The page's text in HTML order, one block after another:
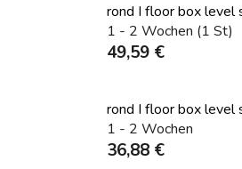
rond I floor box level
1 - 2 Wochen (1 St)
49,59 €
rond I floor box level
1 - 2 Wochen
36,88 €